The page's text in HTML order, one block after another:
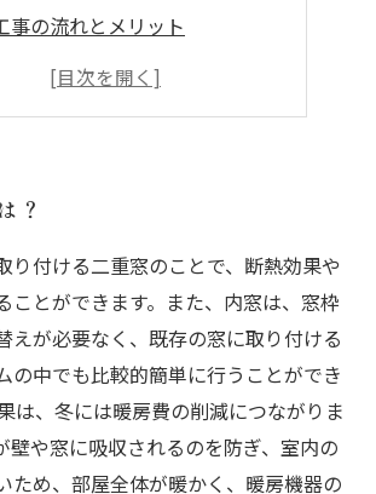
事の流れとメリット
解決できる様々な住まいの問題
？
り付ける二重窓のことで、断熱効果や
ことができます。また、内窓は、窓枠
えが必要なく、既存の窓に取り付ける
の中でも比較的簡単に行うことができ
は、冬には暖房費の削減につながりま
壁や窓に吸収されるのを防ぎ、室内の
ため、部屋全体が暖かく、暖房機器の